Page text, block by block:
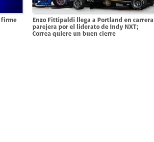
firme
Enzo Fittipaldi llega a Portland en carrera
parejera por el liderato de Indy NXT;
Correa quiere un buen cierre